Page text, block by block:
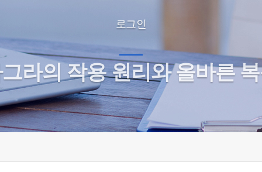
로그인
라의 작용 원리와 올바른